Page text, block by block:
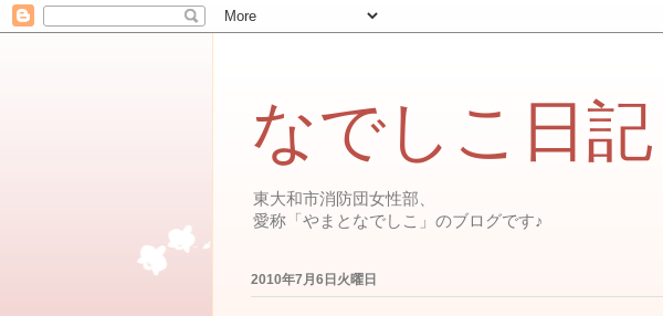
なでしこ日記
東大和市消防団女性部、
愛称「やまとなでしこ」のブログです♪
2010年7月6日火曜日